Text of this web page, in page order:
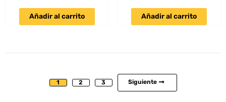
Añadir al carrito Añadir al carrito
1 2 3 Siguiente